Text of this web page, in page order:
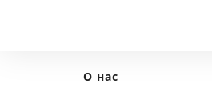
О нас